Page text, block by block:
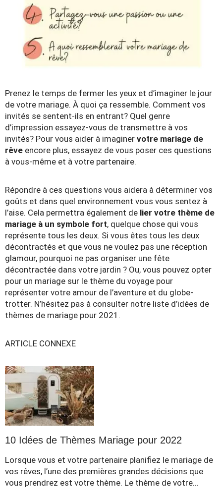
Prenez le temps de fermer les yeux et d’imaginer le jour
de votre mariage. À quoi ça ressemble. Comment vos
invités se sentent-ils en entrant? Quel genre
d’impression essayez-vous de transmettre à vos
invités? Pour vous aider à imaginer votre mariage de
rêve encore plus, essayez de vous poser ces questions
à vous-même et à votre partenaire.
Répondre à ces questions vous aidera à déterminer vos
goûts et dans quel environnement vous vous sentez à
l’aise. Cela permettra également de lier votre thème de
mariage à un symbole fort, quelque chose qui vous
représente tous les deux. Si vous êtes tous les deux
décontractés et que vous ne voulez pas une réception
glamour, pourquoi ne pas organiser une fête
décontractée dans votre jardin ? Ou, vous pouvez opter
pour un mariage sur le thème du voyage pour
représenter votre amour de l’aventure et du globe-
trotter. N’hésitez pas à consulter notre liste d’idées de
thèmes de mariage pour 2021.
ARTICLE CONNEXE
10 Idées de Thèmes Mariage pour 2022
Lorsque vous et votre partenaire planifiez le mariage de
vos rêves, l’une des premières grandes décisions que
vous prendrez est votre thème. Le thème de votre…